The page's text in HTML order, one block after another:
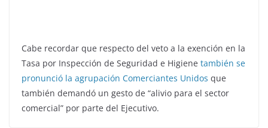
Cabe recordar que respecto del veto a la exención en la
Tasa por Inspección de Seguridad e Higiene también se
pronunció la agrupación Comerciantes Unidos que
también demandó un gesto de “alivio para el sector
comercial” por parte del Ejecutivo.